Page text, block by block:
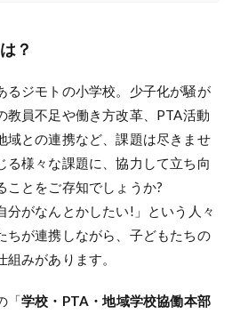
？
るジモトの小学校。少子化が騒が
教員不足や働き方改革、PTA活動
域との連携など、課題は尽きませ
る様々な課題に、協力して立ち向
ことをご存知でしょうか?
分がなんとかしたい!」という人々
ちが連携しながら、子どもたちの
みがあります。
「学校・PTA・地域学校協働本部